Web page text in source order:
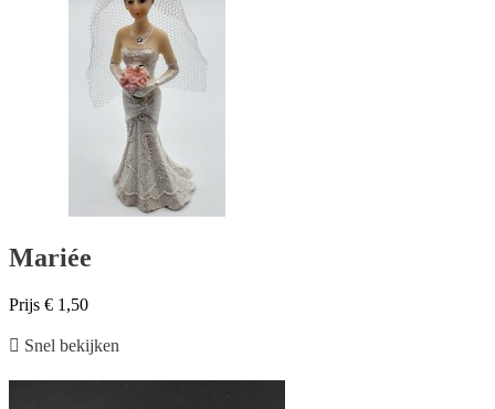
Mariée
Prijs € 1,50
 Snel bekijken